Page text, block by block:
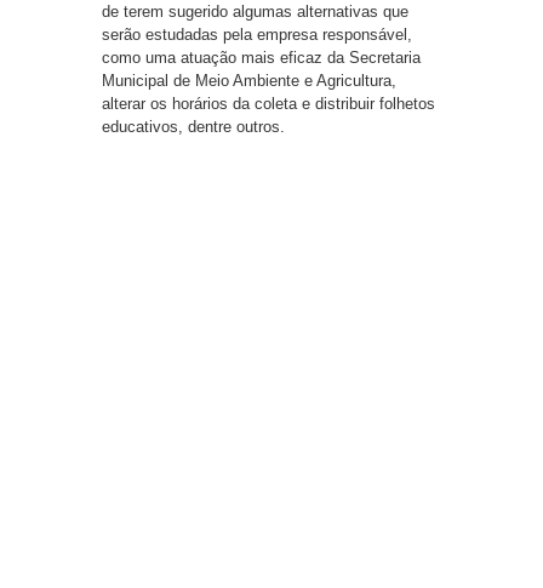
de terem sugerido algumas alternativas que
serão estudadas pela empresa responsável,
como uma atuação mais eficaz da Secretaria
Municipal de Meio Ambiente e Agricultura,
alterar os horários da coleta e distribuir folhetos
educativos, dentre outros.